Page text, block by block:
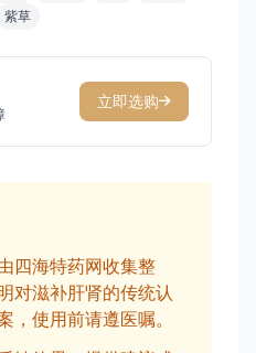
紫草
立即选购
四海特药网收集整
对滋补肝肾的传统认
，使用前请遵医嘱。